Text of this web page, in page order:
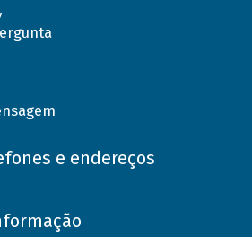
e endereços